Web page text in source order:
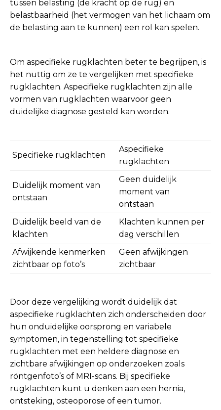
tussen belasting (de kracht op de rug) en
belastbaarheid (het vermogen van het lichaam om
de belasting aan te kunnen) een rol kan spelen.
Om aspecifieke rugklachten beter te begrijpen, is
het nuttig om ze te vergelijken met specifieke
rugklachten. Aspecifieke rugklachten zijn alle
vormen van rugklachten waarvoor geen
duidelijke diagnose gesteld kan worden.
Specifieke rugklachten
Aspecifieke
rugklachten
Duidelijk moment van
ontstaan
Geen duidelijk
moment van
ontstaan
Duidelijk beeld van de
klachten
Klachten kunnen per
dag verschillen
Afwijkende kenmerken
zichtbaar op foto’s
Geen afwijkingen
zichtbaar
Door deze vergelijking wordt duidelijk dat
aspecifieke rugklachten zich onderscheiden door
hun onduidelijke oorsprong en variabele
symptomen, in tegenstelling tot specifieke
rugklachten met een heldere diagnose en
zichtbare afwijkingen op onderzoeken zoals
röntgenfoto’s of MRI-scans. Bij specifieke
rugklachten kunt u denken aan een hernia,
ontsteking, osteoporose of een tumor.